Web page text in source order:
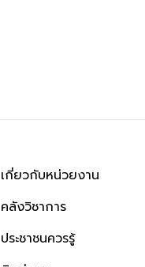
เกี่ยวกับหน่วยงาน
คลังวิชาการ
ประชาชนควรรู้